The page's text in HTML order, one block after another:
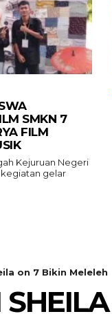
SMKN 7
FILM
Kejuruan Negeri
kegiatan gelar